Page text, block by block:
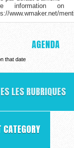
information on
www.wmaker.net/
AGENDA
that date
LES RUBRIQUES
CATEGORY